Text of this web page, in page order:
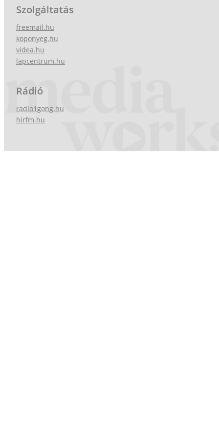
Szolgáltatás
freemail.hu
koponyeg.hu
videa.hu
lapcentrum.hu
Rádió
radio1gong.hu
hirfm.hu